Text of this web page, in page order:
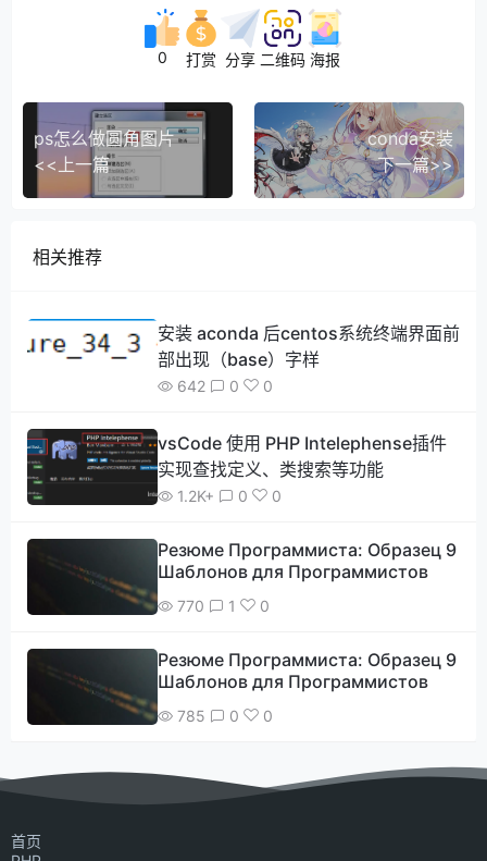
0 打赏 分享 二维码 海报
ps怎么做圆角图片
<<上一篇
conda安装
下一篇>>
相关推荐
安装 aconda 后centos系统终端界面前
部出现（base）字样
642 0 0
vsCode 使用 PHP Intelephense插件
实现查找定义、类搜索等功能
1.2K+ 0 0
Резюме Программиста: Образец 9
Шаблонов для Программистов
770 1 0
Резюме Программиста: Образец 9
Шаблонов для Программистов
785 0 0
首页